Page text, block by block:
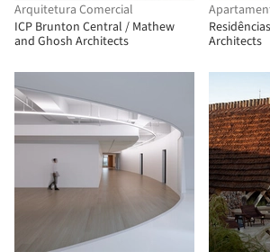
Arquitetura Comercial
ICP Brunton Central / Mathew
and Ghosh Architects
Architects